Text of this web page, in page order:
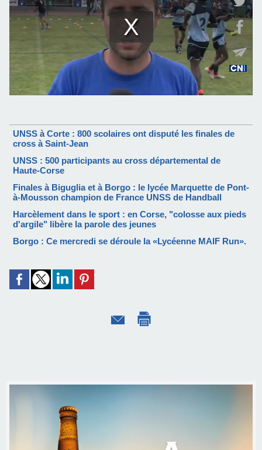
UNSS à Corte : 800 scolaires ont disputé les finales de
cross à Saint-Jean
UNSS : 500 participants au cross départemental de
Haute-Corse
Finales à Biguglia et à Borgo : le lycée Marquette de Pont-
à-Mousson champion de France UNSS de Handball
Harcèlement dans le sport : en Corse, "colosse aux pieds
d'argile" libère la parole des jeunes
Borgo : Ce mercredi se déroule la «Lycéenne MAIF Run».